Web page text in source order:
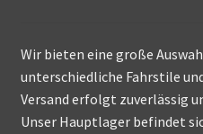
Wir bieten eine große
unterschiedliche Fahrstile
Versand erfolgt zuverlässig
Unser Hauptlager befindet